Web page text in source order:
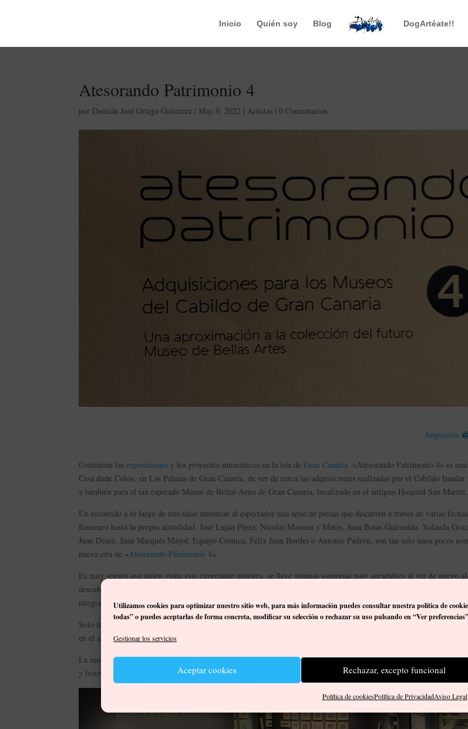
Utilizamos cookies para optimizar nuestro sitio web, para más información puedes consultar nuestra política de
todas” o puedes aceptarlas de forma concreta, modificar su selección o rechazar su uso pulsando en “Ver
Gestionar los servicios
Aceptar cookies Rechazar, excepto funcional
Política de cookiesPolítica de PrivacidadAviso Legal
Inicio Quién soy Blog DogArtéate!!
Atesorando Patrimonio 4
por Damián José Ortega Gutiérrez | May 9, 2022 | Artistas |0 Comentarios
Impresión
Continúan lasexposiciones y los proyectos museísticos en la isla deGran Canaria . «Atesorando Patrimonio 4» es
Casa dude Colón, en Las Palmas de Gran Canaria, de ver de cerca las adquisiciones realizadas por el Cabildo Insular
y también para el tan esperado Museo de Bellas Artes de Gran Canaria, localizado en el antiguo Hospital San Martín.
Un recorrido a lo largo de tres salas muestran al espectador una serie de piezas que discurren a través de varias
flamenco hasta la propia actualidad. José Luján Pérez, Nicolás Massieu y Matos, Juan Botas Guirnalda, Yolanda
Juan Déniz, Juan Marqués Mayol, Equipo Crónica, Félix Juan Bordes o Antonio Padrón, son tan solo unos pocos
nueva cita de «Atesorando Patrimonio 4«.
Es muy seguro que quien visite este expectante muestra, se lleve algunas sorpresas muy agradables al ver de nuevo
descubrir que el colectivo de artistas integrantes en la colección insular crece y se actualiza, suma y se sitúa muy cerca
integra.
Solo nos queda recomendar la visita a «Atesorando Patrimonio 4» y ser partícipe de las investigaciones y nuevas
en el arte en Canarias a través de colecciones tan representativas como esta.
La muestra puede ser visitada hasta el 12 de junio de 2022, de lunes a viernes, de 10:00 a 21:00 h., sábados de
y festivos de 10:00 a 15:00 h.